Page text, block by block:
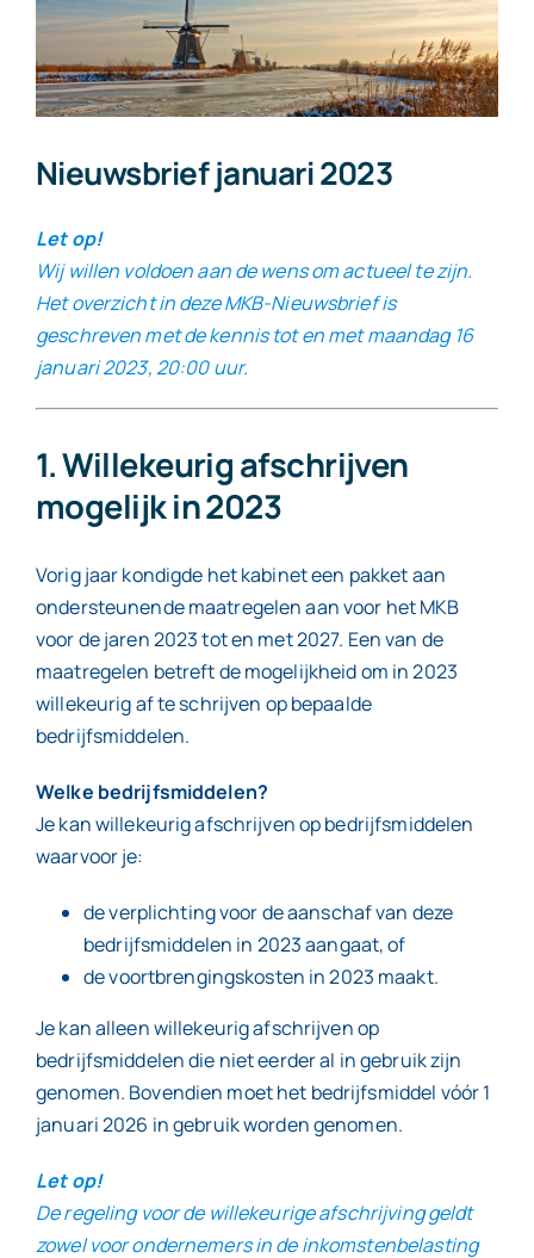
Nieuwsbrief januari 2023
Let op!
Wij willen voldoen aan de wens om actueel te zijn.
Het overzicht in deze MKB-Nieuwsbrief is
geschreven met de kennis tot en met maandag 16
januari 2023, 20:00 uur.
1. Willekeurig afschrijven
mogelijk in 2023
Vorig jaar kondigde het kabinet een pakket aan
ondersteunende maatregelen aan voor het MKB
voor de jaren 2023 tot en met 2027. Een van de
maatregelen betreft de mogelijkheid om in 2023
willekeurig af te schrijven op bepaalde
bedrijfsmiddelen.
Welke bedrijfsmiddelen?
Je kan willekeurig afschrijven op bedrijfsmiddelen
waarvoor je:
de verplichting voor de aanschaf van deze
bedrijfsmiddelen in 2023 aangaat, of
de voortbrengingskosten in 2023 maakt.
Je kan alleen willekeurig afschrijven op
bedrijfsmiddelen die niet eerder al in gebruik zijn
genomen. Bovendien moet het bedrijfsmiddel vóór 1
januari 2026 in gebruik worden genomen.
Let op!
De regeling voor de willekeurige afschrijving geldt
zowel voor ondernemers in de inkomstenbelasting